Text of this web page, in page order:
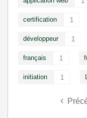
certification 1
développeur 1
français 1
initiation 1